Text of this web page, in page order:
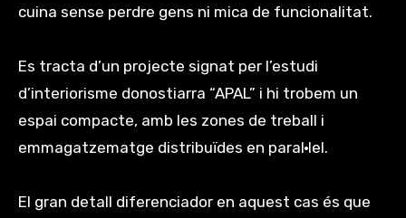
cuina sense perdre gens ni mica de funcionalitat.
Es tracta d’un projecte signat per l’estudi
d’interiorisme donostiarra “APAL” i hi trobem un
espai compacte, amb les zones de treball i
emmagatzematge distribuïdes en paral·lel.
El gran detall diferenciador en aquest cas és que